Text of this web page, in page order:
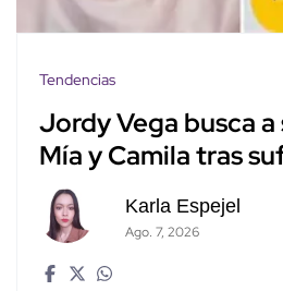
Tendencias
Jordy Vega busca
Mía y Camila tras
Karla Espejel
Ago. 7, 2026